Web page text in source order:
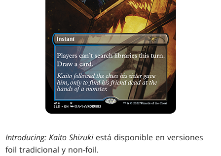
Introducing: Kaito Shizuki está disponible en versiones
foil tradicional y non-foil.